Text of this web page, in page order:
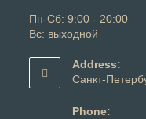
Пн-Сб: 9:00 - 20:00
Вс: выходной
Address:
Санкт-
Phone: